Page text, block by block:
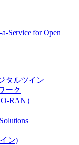
Service for Open
タルツイン
ーク
RAN）
ン)